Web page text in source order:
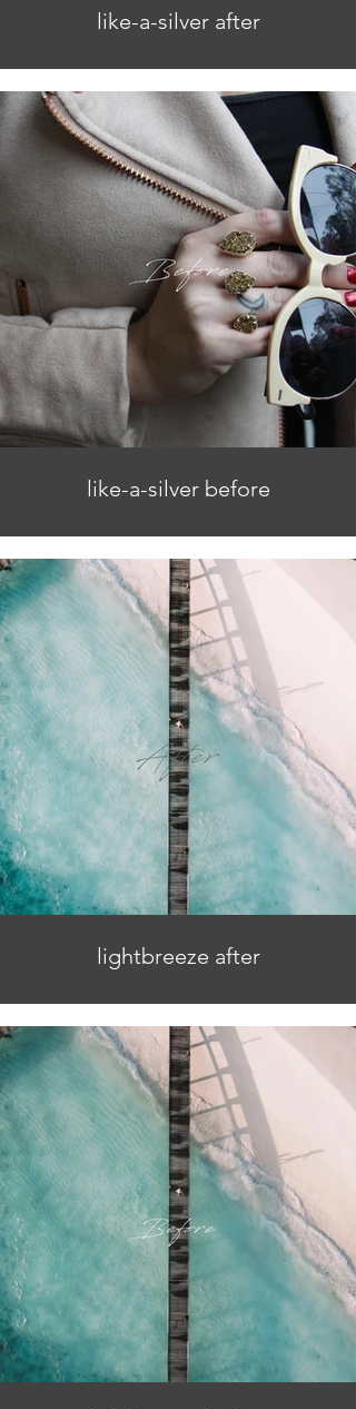
like-a-silver after
like-a-silver before
lightbreeze after